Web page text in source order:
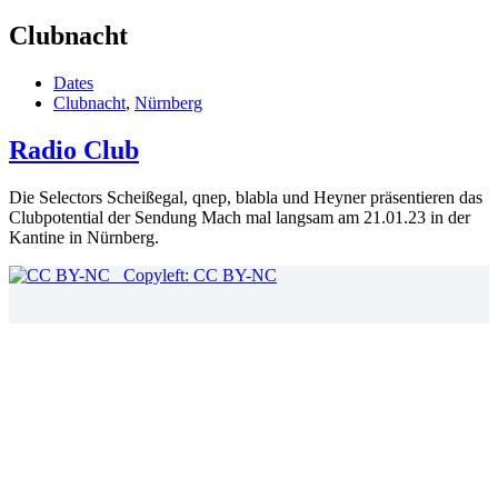
Clubnacht
Dates
Clubnacht, Nürnberg
Radio Club
Die Selectors Scheißegal, qnep, blabla und Heyner präsentieren das
Clubpotential der Sendung Mach mal langsam am 21.01.23 in der
Kantine in Nürnberg.
Copyleft: CC BY-NC